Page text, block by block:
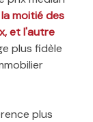
la moitié des
et l'autre
plus fidèle
plus